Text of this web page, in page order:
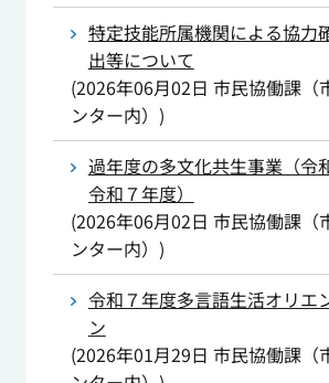
特定技能所属機関による協力
出等について
(2026年06月02日 市民協働課（
ンター内） )
過年度の多文化共生事業（令
令和７年度）
(2026年06月02日 市民協働課（
ンター内） )
令和７年度多言語生活オリエ
ン
(2026年01月29日 市民協働課（